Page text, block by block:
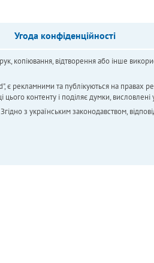
Угода конфіденційності
копіювання, відтворення або інше
рекламними та публікуються на правах
контенту і поділяє думки, висловлені
з українським законодавством,